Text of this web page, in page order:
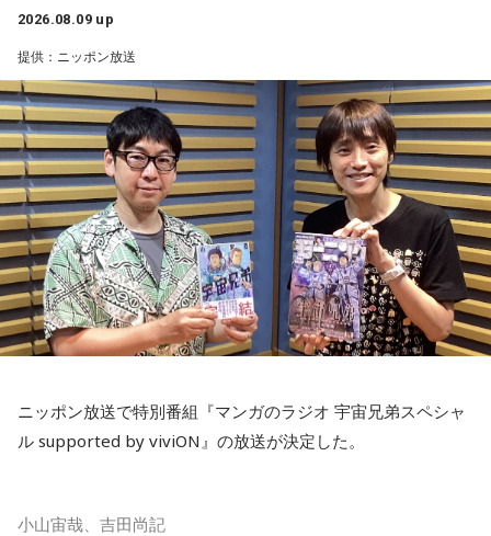
2026.08.09 up
提供：ニッポン放送
ニッポン放送で特別番組『マンガのラジオ 宇宙兄弟スペシャ
ル supported by viviON』の放送が決定した。
小山宙哉、吉田尚記